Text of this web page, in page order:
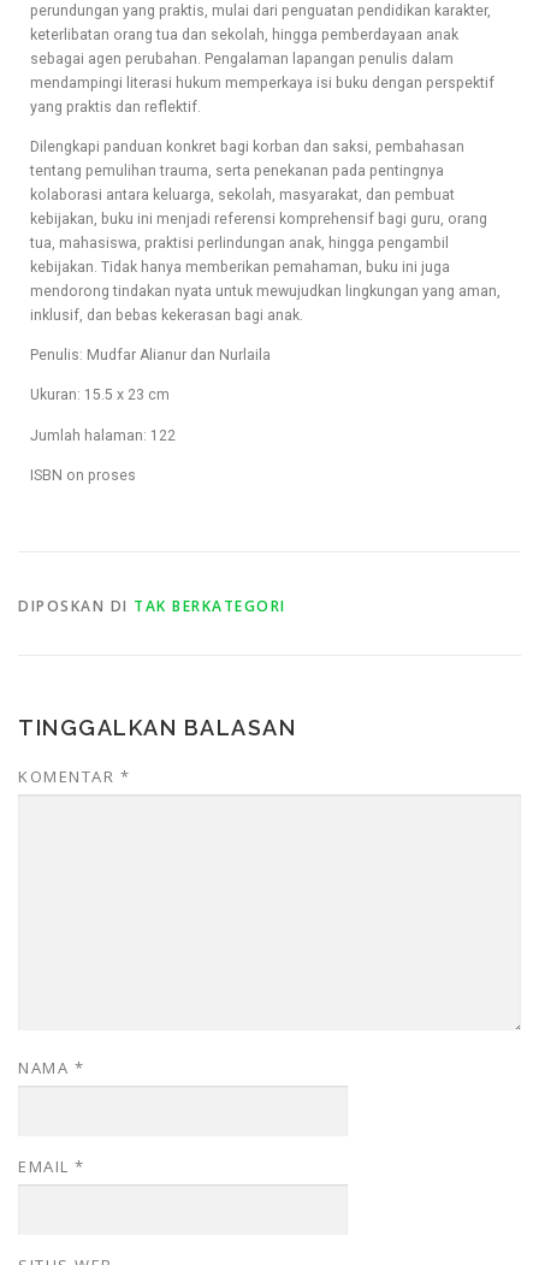
perundungan yang praktis, mulai dari penguatan pendidikan karakter,
keterlibatan orang tua dan sekolah, hingga pemberdayaan anak
sebagai agen perubahan. Pengalaman lapangan penulis dalam
mendampingi literasi hukum memperkaya isi buku dengan perspektif
yang praktis dan reflektif.
Dilengkapi panduan konkret bagi korban dan saksi, pembahasan
tentang pemulihan trauma, serta penekanan pada pentingnya
kolaborasi antara keluarga, sekolah, masyarakat, dan pembuat
kebijakan, buku ini menjadi referensi komprehensif bagi guru, orang
tua, mahasiswa, praktisi perlindungan anak, hingga pengambil
kebijakan. Tidak hanya memberikan pemahaman, buku ini juga
mendorong tindakan nyata untuk mewujudkan lingkungan yang aman,
inklusif, dan bebas kekerasan bagi anak.
Penulis: Mudfar Alianur dan Nurlaila
Ukuran: 15.5 x 23 cm
Jumlah halaman: 122
ISBN on proses
DIPOSKAN DI TAK BERKATEGORI
TINGGALKAN BALASAN
KOMENTAR *
NAMA *
EMAIL *